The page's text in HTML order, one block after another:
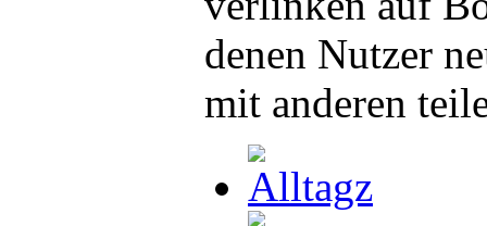
denen Nutzer
mit anderen